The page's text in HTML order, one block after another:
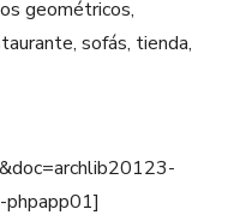
geométricos,
sofás, tienda,